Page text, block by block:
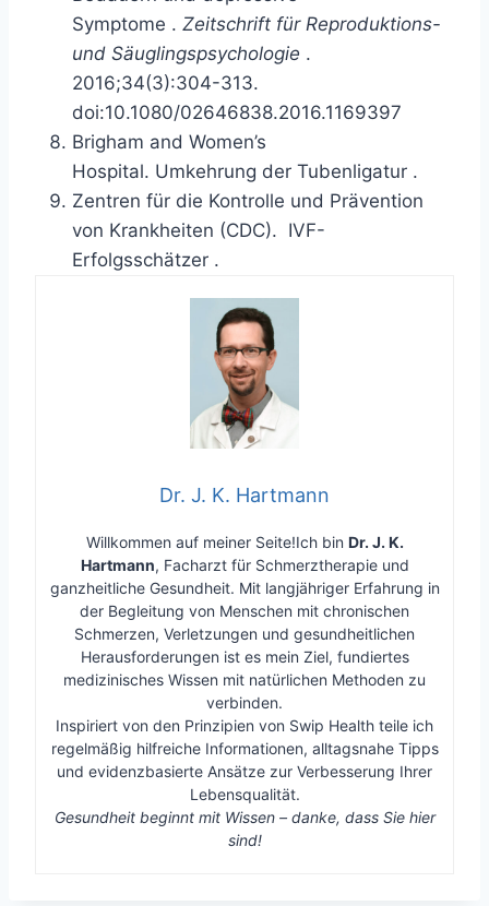
Symptome . Zeitschrift für Reproduktions-
und Säuglingspsychologie .
2016;34(3):304-313.
doi:10.1080/02646838.2016.1169397
Brigham and Women’s
Hospital. Umkehrung der Tubenligatur .
Zentren für die Kontrolle und Prävention
von Krankheiten (CDC). IVF-
Erfolgsschätzer .
Dr. J. K. Hartmann
Willkommen auf meiner Seite!Ich bin Dr. J. K.
Hartmann, Facharzt für Schmerztherapie und
ganzheitliche Gesundheit. Mit langjähriger Erfahrung in
der Begleitung von Menschen mit chronischen
Schmerzen, Verletzungen und gesundheitlichen
Herausforderungen ist es mein Ziel, fundiertes
medizinisches Wissen mit natürlichen Methoden zu
verbinden.
Inspiriert von den Prinzipien von Swip Health teile ich
regelmäßig hilfreiche Informationen, alltagsnahe Tipps
und evidenzbasierte Ansätze zur Verbesserung Ihrer
Lebensqualität.
Gesundheit beginnt mit Wissen – danke, dass Sie hier
sind!